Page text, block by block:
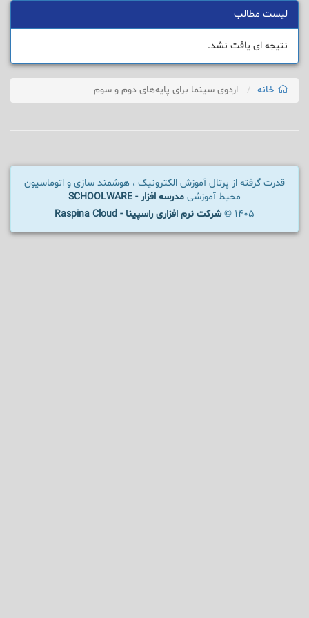
لیست مطالب
نتیجه ای یافت نشد.
خانه اردوی سینما برای پایه‌های دوم و سوم
قدرت گرفته از پرتال آموزش الکترونیک ، هوشمند سازی و اتوماسیون
محیط آموزشی مدرسه افزار - SCHOOLWARE
1405 ©
شرکت نرم افزاری راسپینا - Raspina Cloud